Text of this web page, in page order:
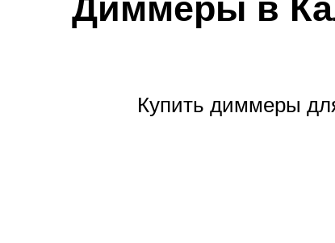
Диммеры в
Купить диммеры